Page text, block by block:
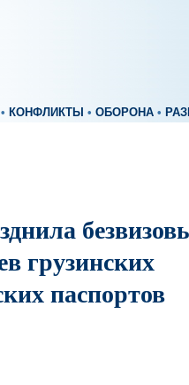
• КОНФЛИКТЫ • ОБОРОНА •
грузинских
паспортов